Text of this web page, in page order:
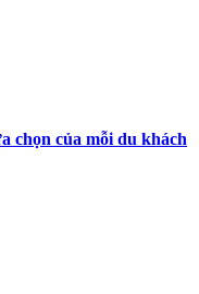
chọn của mỗi du khách